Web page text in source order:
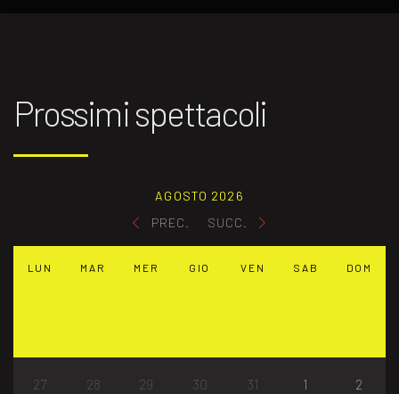
Prossimi spettacoli
PREC.
AGOSTO 2026
SUCC.
LUN MAR MER GIO VEN SAB DOM
27 28 29 30 31 1 2